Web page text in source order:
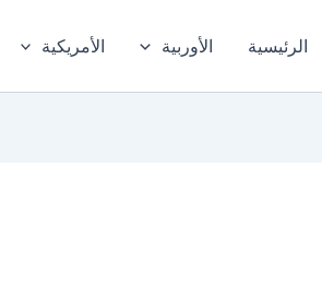
الرئيسية الأوربية الأمريكية